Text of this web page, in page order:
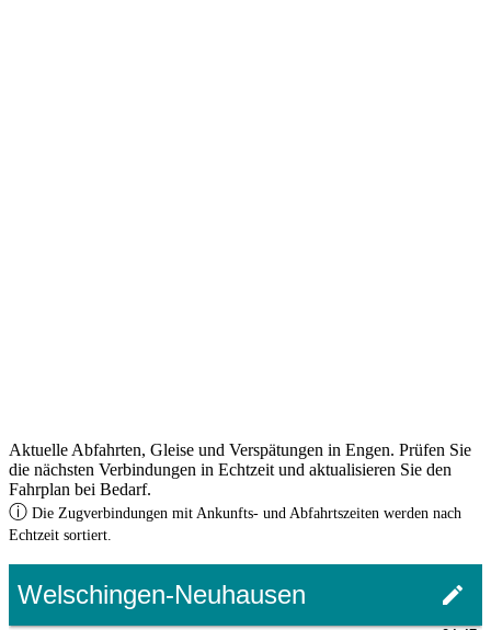
Aktuelle Abfahrten, Gleise und Verspätungen in Engen. Prüfen Sie
die nächsten Verbindungen in Echtzeit und aktualisieren Sie den
Fahrplan bei Bedarf.
ⓘ Die Zugverbindungen mit Ankunfts- und Abfahrtszeiten werden nach
Echtzeit sortiert.